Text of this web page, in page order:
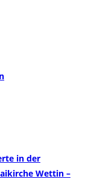
in der
Wettin –